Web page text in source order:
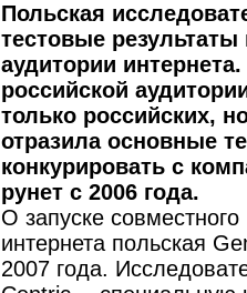
Польская
тестовые
аудитории
российской
только российских,
отразила основные
конкурировать с
рунет с 2006 года.
О запуске
интернета польская
2007 года.